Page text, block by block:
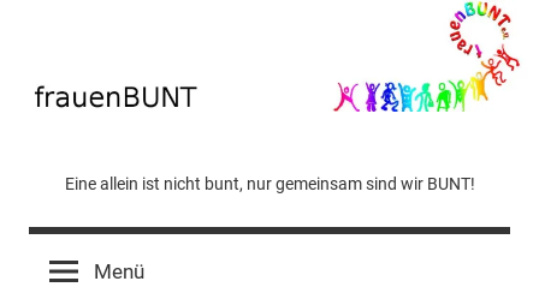
springen
frauen
BUNT
Eine allein ist nicht bunt, nur gemeinsam sind wir BUNT!
Menü